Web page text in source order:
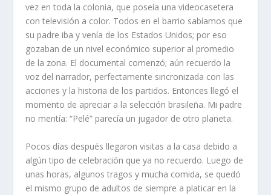
vez en toda la colonia, que poseía una videocasetera
con televisión a color. Todos en el barrio sabíamos que
su padre iba y venía de los Estados Unidos; por eso
gozaban de un nivel económico superior al promedio
de la zona. El documental comenzó; aún recuerdo la
voz del narrador, perfectamente sincronizada con las
acciones y la historia de los partidos. Entonces llegó el
momento de apreciar a la selección brasileña. Mi padre
no mentía: “Pelé” parecía un jugador de otro planeta.
Pocos días después llegaron visitas a la casa debido a
algún tipo de celebración que ya no recuerdo. Luego de
unas horas, algunos tragos y mucha comida, se quedó
el mismo grupo de adultos de siempre a platicar en la